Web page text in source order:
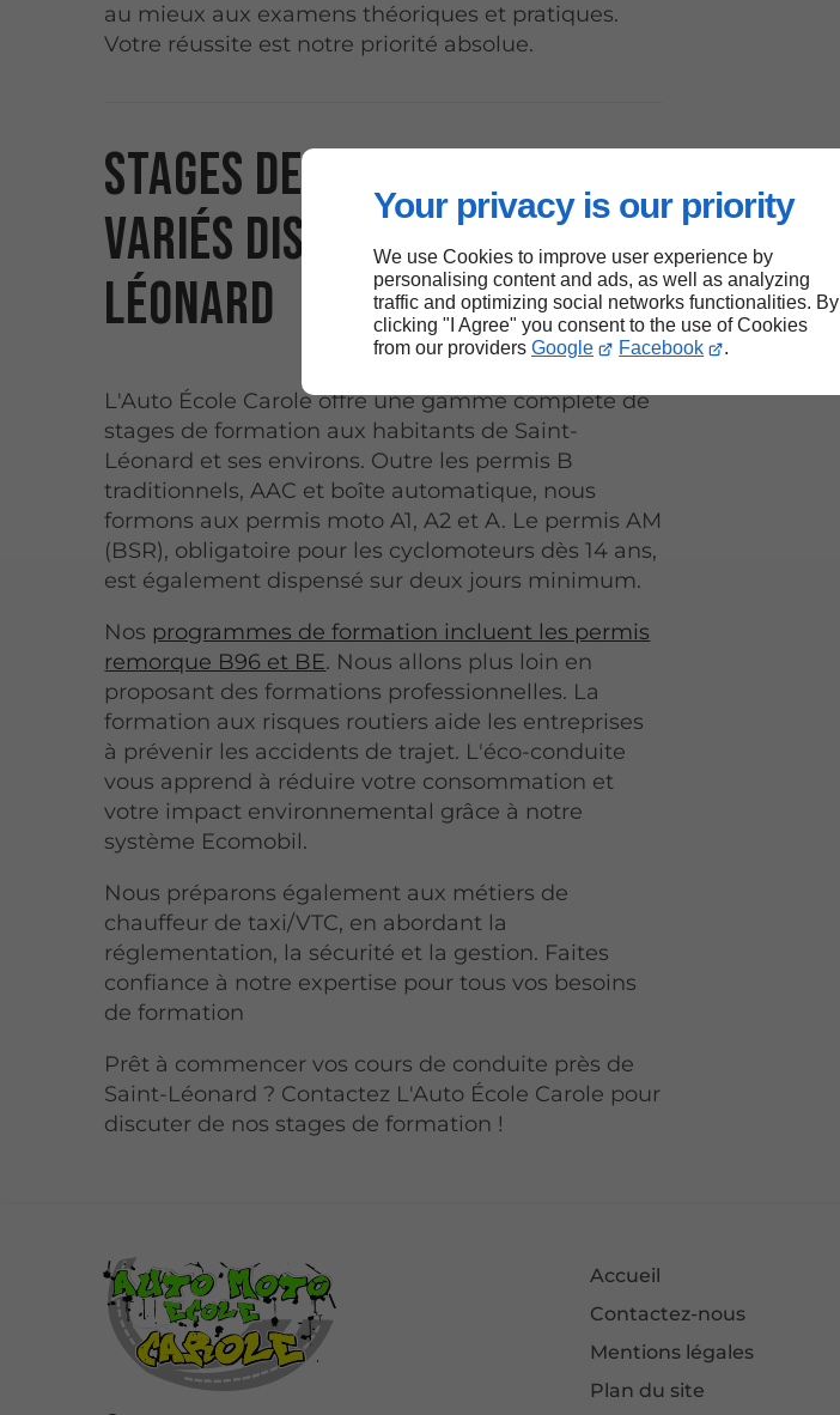
Your privacy is our priority
We use Cookies to improve user experience by
personalising content and ads, as well as analyzing
traffic and optimizing social networks functionalities. By
clicking "I Agree" you consent to the use of Cookies
from our providers Google Facebook .
au mieux aux examens théoriques et pratiques.
Votre réussite est notre priorité absolue.
Stages de formation
variés disponibles à Saint-
Léonard
L'Auto École Carole offre une gamme complète de
stages de formation aux habitants de Saint-
Léonard et ses environs. Outre les permis B
traditionnels, AAC et boîte automatique, nous
formons aux permis moto A1, A2 et A. Le permis AM
(BSR), obligatoire pour les cyclomoteurs dès 14 ans,
est également dispensé sur deux jours minimum.
Nos programmes de formation incluent les permis
remorque B96 et BE. Nous allons plus loin en
proposant des formations professionnelles. La
formation aux risques routiers aide les entreprises
à prévenir les accidents de trajet. L'éco-conduite
vous apprend à réduire votre consommation et
votre impact environnemental grâce à notre
système Ecomobil.
Nous préparons également aux métiers de
chauffeur de taxi/VTC, en abordant la
réglementation, la sécurité et la gestion. Faites
confiance à notre expertise pour tous vos besoins
de formation
Prêt à commencer vos cours de conduite près de
Saint-Léonard ? Contactez L'Auto École Carole pour
discuter de nos stages de formation !
Accueil
Contactez-nous
Mentions légales
Plan du site